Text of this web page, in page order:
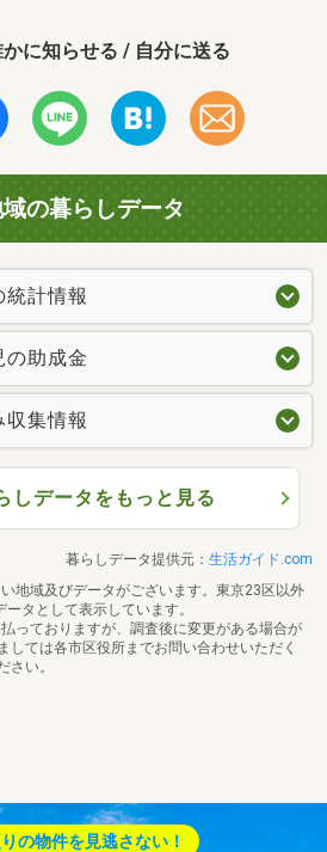
に知らせる / 自分に送る
の暮らしデータ
計情報
の助成金
集情報
しデータをもっと見る
暮らしデータ提供元： 生活ガイド.com
地域及びデータがございます。東京23区以外
タとして表示しています。
っておりますが、調査後に変更がある場合が
しては各市区役所までお問い合わせいただく
さい。
の物件を見逃さない！